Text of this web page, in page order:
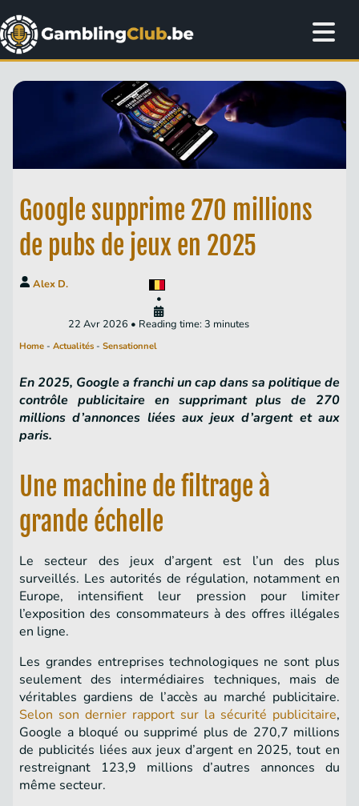
Google supprime 270 millions
de pubs de jeux en 2025
Alex D.
•
22 Avr 2026 • Reading time: 3 minutes
Home - Actualités - Sensationnel
En 2025, Google a franchi un cap dans sa politique de
contrôle publicitaire en supprimant plus de 270
millions d’annonces liées aux jeux d’argent et aux
paris.
Une machine de filtrage à
grande échelle
Le secteur des jeux d’argent est l’un des plus
surveillés. Les autorités de régulation, notamment en
Europe, intensifient leur pression pour limiter
l’exposition des consommateurs à des offres illégales
en ligne.
Les grandes entreprises technologiques ne sont plus
seulement des intermédiaires techniques, mais de
véritables gardiens de l’accès au marché publicitaire.
Selon son dernier rapport sur la sécurité publicitaire,
Google a bloqué ou supprimé plus de 270,7 millions
de publicités liées aux jeux d’argent en 2025, tout en
restreignant 123,9 millions d’autres annonces du
même secteur.